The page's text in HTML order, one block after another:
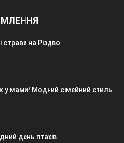
на Різдво
у мами! Модний сімейний стиль
день птахів